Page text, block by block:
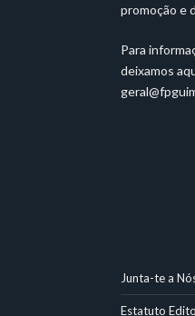
promoção e
Para
deixamos
Junta-te a
Estatuto